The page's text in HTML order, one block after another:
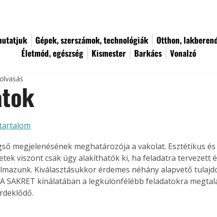
Gépek, szerszámok, technológiák
Otthon,
Életmód, egészség
Kismester Barkács Vonalzó
megjelenésének meghatározója a vakolat. Esztétikus
viszont csak úgy alakíthatók ki, ha feladatra tervezett
Kiválasztásukkor érdemes néhány alapvető
SAKRET kínálatában a legkülönfélébb feladatokra